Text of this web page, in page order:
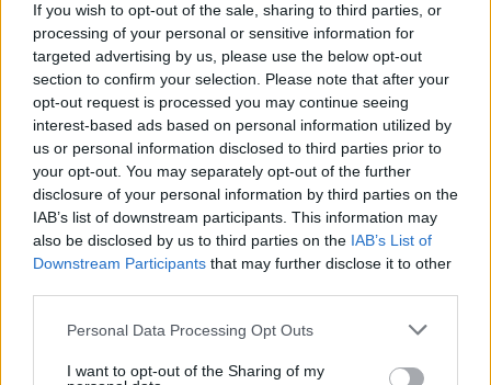
If you wish to opt-out of the sale, sharing to third parties, or
processing of your personal or sensitive information for
targeted advertising by us, please use the below opt-out
section to confirm your selection. Please note that after your
opt-out request is processed you may continue seeing
interest-based ads based on personal information utilized by
us or personal information disclosed to third parties prior to
your opt-out. You may separately opt-out of the further
disclosure of your personal information by third parties on the
IAB’s list of downstream participants. This information may
also be disclosed by us to third parties on the IAB’s List of
Downstream Participants that may further disclose it to other
Personal Data Processing Opt Outs
I want to opt-out of the Sharing of my
modalidades deportivas y lúdicas, en las que, a diario, el
agua está presente. Minutos esperados y muy necesarios
con las temperaturas de más de cuarenta grados que ha
aguantado Jaén a lo largo de los dos meses. Todo por 52
euros por niño cada mes.
“De esas 1.000 plazas, el 20% iba destinado a familias con
necesidades económica especiales, con lo que hemos
conseguido amenizar también el verano a aquellos que
menos tienen”, resalta la concejal de Deportes.